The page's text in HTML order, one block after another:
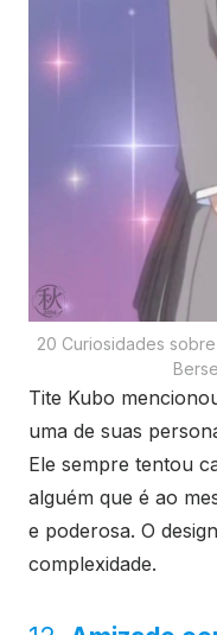
20 Curiosidades
Tite Kubo
uma de suas
Ele sempre tentou
alguém que é ao
e poderosa. O
complexidade.